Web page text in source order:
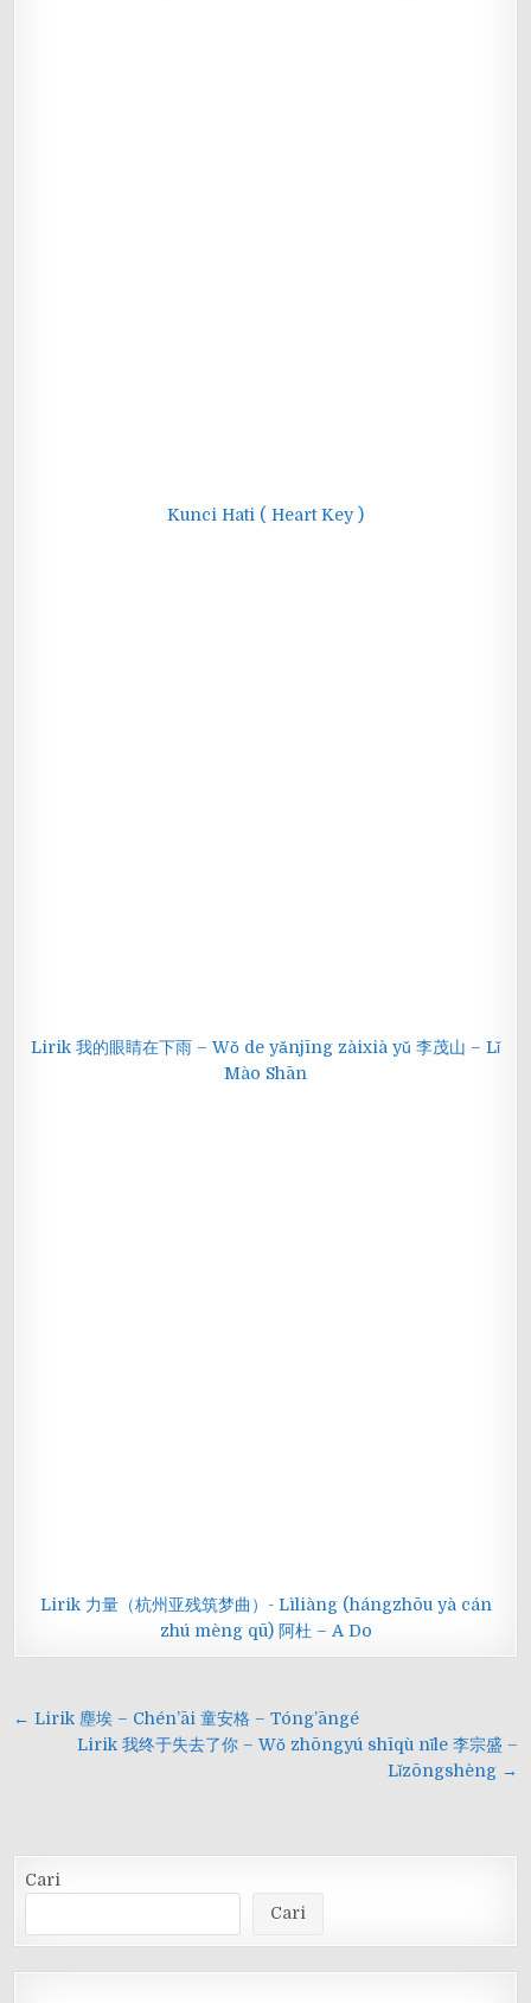
Kunci Hati ( Heart Key )
Lirik 我的眼睛在下雨 – Wǒ de yǎnjīng zàixià yǔ 李茂山 – Lǐ
Mào Shān
Lirik 力量（杭州亚残筑梦曲）- Lìliàng (hángzhōu yà cán
zhú mèng qū) 阿杜 – A Do
Navigasi
← Lirik 塵埃 – Chén’āi 童安格 – Tóng’āngé
Lirik 我终于失去了你 – Wǒ zhōngyú shīqù nǐle 李宗盛 –
Lǐzōngshèng →
Cari
Cari